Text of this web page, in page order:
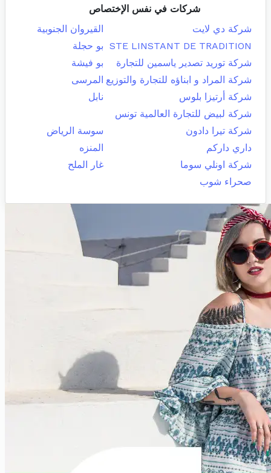
شركات في نفس الإختصاص
شركة دي لايت
القيروان الجنوبية
STE LINSTANT DE TRADITION بو حجلة
شركة توريد تصدير ياسمين للتجارة
بو فيشة
شركة المراد و ابناؤه للتجارة والتوزيع المرسى
شركة أرتيزا بلوس
نابل
شركة لبيض للتجارة العالمية تونس
شركة تيرا دادون
سوسة الرياض
داري داركم
المنزه
شركة اونلي سوما
غار الملح
صحراء شوب